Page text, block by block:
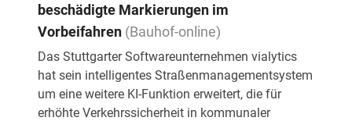
beschädigte Markierungen im
Vorbeifahren (Bauhof-online)
Das Stuttgarter Softwareunternehmen vialytics
hat sein intelligentes Straßenmanagementsystem
um eine weitere KI-Funktion erweitert, die für
erhöhte Verkehrssicherheit in kommunaler